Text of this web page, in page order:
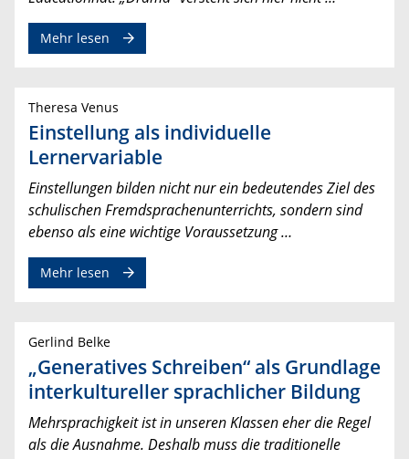
Mehr lesen
Theresa Venus
Einstellung als individuelle
Lernervariable
Einstellungen bilden nicht nur ein bedeutendes Ziel des
schulischen Fremdsprachenunterrichts, sondern sind
ebenso als eine wichtige Voraussetzung …
Mehr lesen
Gerlind Belke
„Generatives Schreiben“ als Grundlage
interkultureller sprachlicher Bildung
Mehrsprachigkeit ist in unseren Klassen eher die Regel
als die Ausnahme. Deshalb muss die traditionelle